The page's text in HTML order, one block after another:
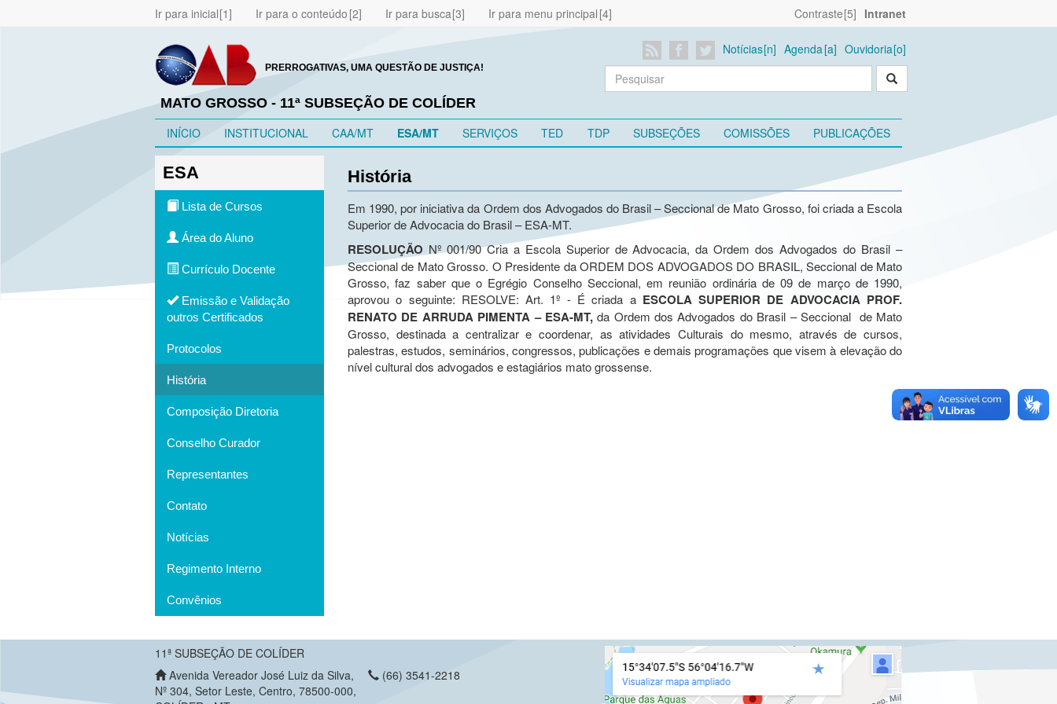
Ir para inicial Ir para o conteúdo Ir para busca Ir para menu principal Contraste Intranet
PRERROGATIVAS, UMA QUESTÃO DE JUSTIÇA!
MATO GROSSO - 11ª SUBSEÇÃO DE COLÍDER
Notícias Agenda Ouvidoria
INÍCIO INSTITUCIONAL CAA/MT ESA/MT SERVIÇOS TED TDP SUBSEÇÕES COMISSÕES PUBLICAÇÕES
ESA
Lista de Cursos
Área do Aluno
Currículo Docente
Emissão e Validação
outros Certificados
Protocolos
História
Composição Diretoria
Conselho Curador
Representantes
Contato
Notícias
Regimento Interno
Convênios
História
Em 1990, por iniciativa da Ordem dos Advogados do Brasil – Seccional de Mato Grosso, foi criada a Escola
Superior de Advocacia do Brasil – ESA-MT.
RESOLUÇÃO Nº 001/90 Cria a Escola Superior de Advocacia, da Ordem dos Advogados do Brasil –
Seccional de Mato Grosso. O Presidente da ORDEM DOS ADVOGADOS DO BRASIL, Seccional de Mato
Grosso, faz saber que o Egrégio Conselho Seccional, em reunião ordinária de 09 de março de 1990,
aprovou o seguinte: RESOLVE: Art. 1º - É criada a ESCOLA SUPERIOR DE ADVOCACIA PROF.
RENATO DE ARRUDA PIMENTA – ESA-MT,da Ordem dos Advogados do Brasil – Seccional de Mato
Grosso, destinada a centralizar e coordenar, as atividades Culturais do mesmo, através de cursos,
palestras, estudos, seminários, congressos, publicações e demais programações que visem à elevação do
nível cultural dos advogados e estagiários mato grossense.
11ª SUBSEÇÃO DE COLÍDER
Avenida Vereador José Luiz da Silva,
Nº 304, Setor Leste, Centro, 78500-000,
(66) 3541-2218